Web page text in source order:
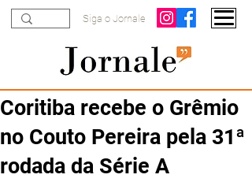
Siga o Jornale
Coritiba recebe o Grêmio
no Couto Pereira pela 31ª
rodada da Série A